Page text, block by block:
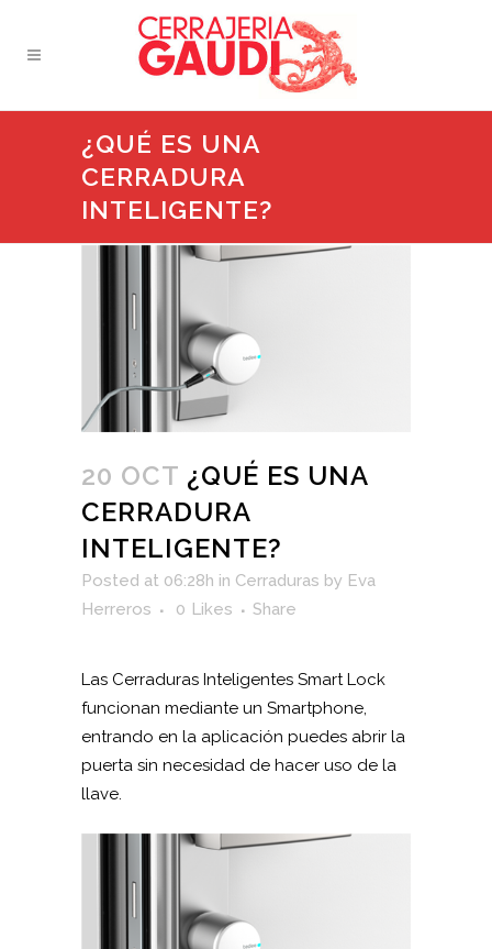
¿QUÉ ES UNA
CERRADURA
INTELIGENTE?
20 OCT ¿QUÉ ES UNA
CERRADURA
INTELIGENTE?
Posted at 06:28h in Cerraduras by Eva
Herreros
0 Likes Share
Las Cerraduras Inteligentes Smart Lock
funcionan mediante un Smartphone,
entrando en la aplicación puedes abrir la
puerta sin necesidad de hacer uso de la
llave.